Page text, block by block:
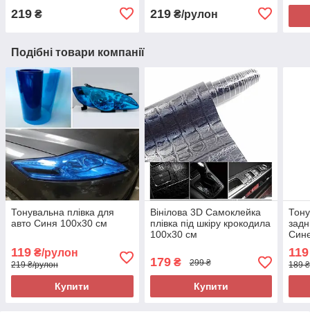
219 ₴ 219₴/рулон
Подібні товари компанії
Тонувальна плівка для
авто Синя 100х30 см
119 ₴/рулон
219 ₴/рулон
Купити
Вінілова 3D Самоклейка
плівка під шкіру крокодила
100х30 см
179₴ 299 ₴
Купити
для
119
189